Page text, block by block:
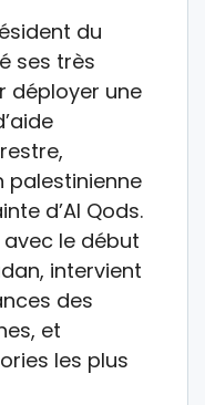
du
ses très
déployer une
palestinienne
d’Al Qods.
le début
intervient
des
et
les plus